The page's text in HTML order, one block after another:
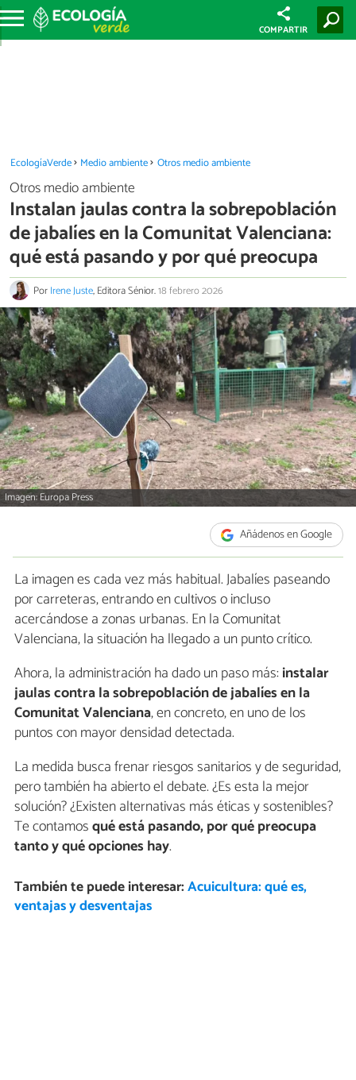
COMPARTIR
EcologíaVerde Medio ambiente Otros medio ambiente
Otros medio ambiente
Instalan jaulas contra la sobrepoblación
de jabalíes en la Comunitat Valenciana:
qué está pasando y por qué preocupa
PorIrene Juste, Editora Sénior.18 febrero 2026
Imagen: Europa Press
Añádenos en Google
La imagen es cada vez más habitual. Jabalíes paseando
por carreteras, entrando en cultivos o incluso
acercándose a zonas urbanas. En la Comunitat
Valenciana, la situación ha llegado a un punto crítico.
Ahora, la administración ha dado un paso más:instalar
jaulas contra la sobrepoblación de jabalíes en la
Comunitat Valenciana, en concreto, en uno de los
puntos con mayor densidad detectada.
La medida busca frenar riesgos sanitarios y de seguridad,
pero también ha abierto el debate. ¿Es esta la mejor
solución? ¿Existen alternativas más éticas y sostenibles?
Te contamosqué está pasando, por qué preocupa
tanto y qué opciones hay.
También te puede interesar:Acuicultura: qué es,
ventajas y desventajas